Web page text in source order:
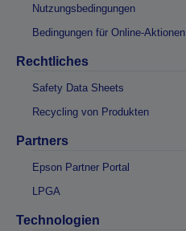
Nutzungsbedingungen
Bedingungen für Online-Aktionen
Rechtliches
Safety Data Sheets
Recycling von Produkten
Partners
Epson Partner Portal
LPGA
Technologien